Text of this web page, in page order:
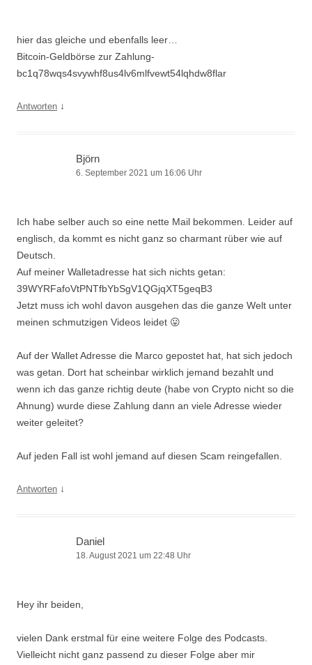
hier das gleiche und ebenfalls leer…
Bitcoin-Geldbörse zur Zahlung-
bc1q78wqs4svywhf8us4lv6mlfvewt54lqhdw8flar
Antworten ↓
Björn
6. September 2021 um 16:06 Uhr
Ich habe selber auch so eine nette Mail bekommen. Leider auf
englisch, da kommt es nicht ganz so charmant rüber wie auf
Deutsch.
Auf meiner Walletadresse hat sich nichts getan:
39WYRFafoVtPNTfbYbSgV1QGjqXT5geqB3
Jetzt muss ich wohl davon ausgehen das die ganze Welt unter
meinen schmutzigen Videos leidet 😛
Auf der Wallet Adresse die Marco gepostet hat, hat sich jedoch
was getan. Dort hat scheinbar wirklich jemand bezahlt und
wenn ich das ganze richtig deute (habe von Crypto nicht so die
Ahnung) wurde diese Zahlung dann an viele Adresse wieder
weiter geleitet?
Auf jeden Fall ist wohl jemand auf diesen Scam reingefallen.
Antworten ↓
Daniel
18. August 2021 um 22:48 Uhr
Hey ihr beiden,
vielen Dank erstmal für eine weitere Folge des Podcasts.
Vielleicht nicht ganz passend zu dieser Folge aber mir